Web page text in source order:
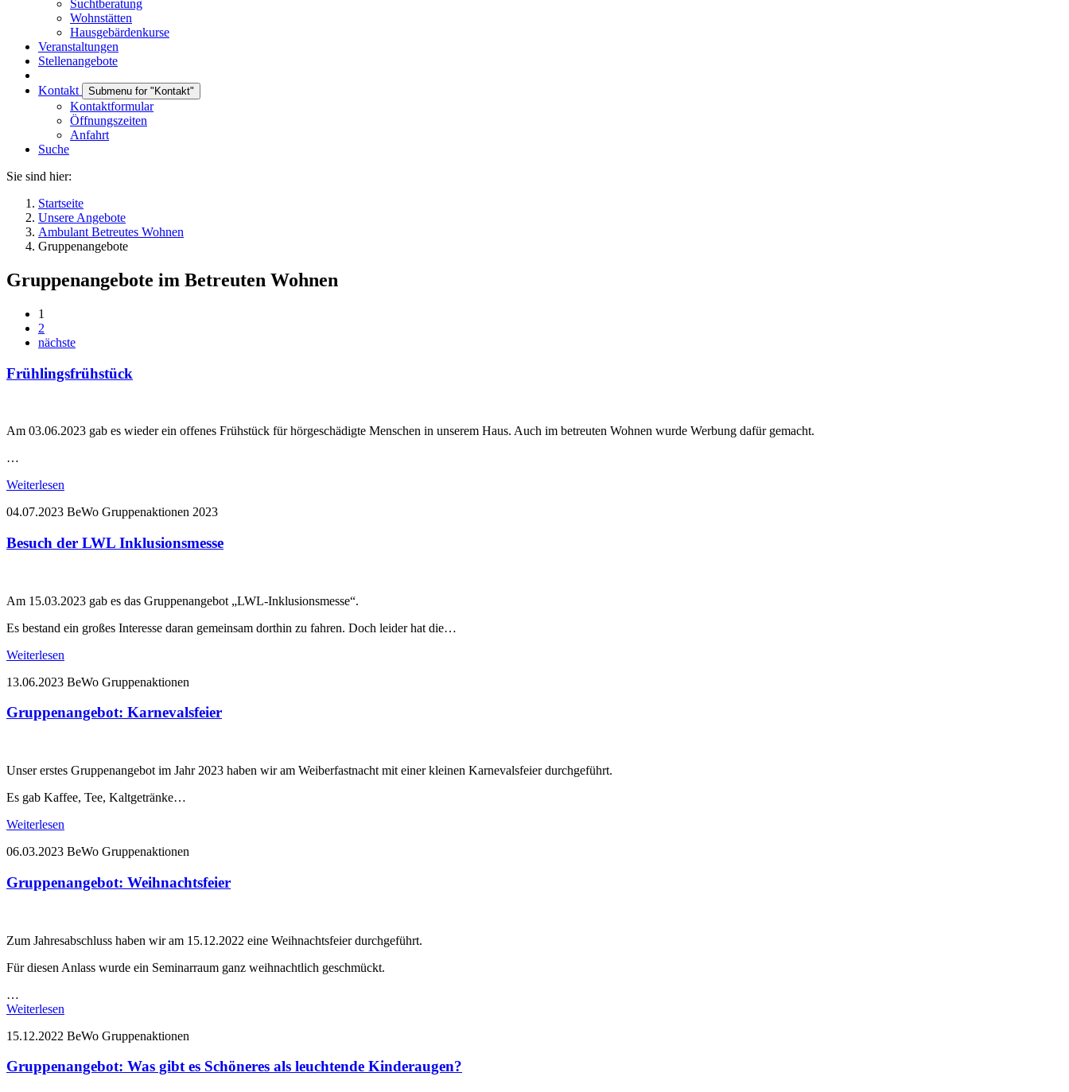
Suchtberatung
Wohnstätten
Hausgebärdenkurse
Veranstaltungen
Stellenangebote
Kontakt Submenu for "Kontakt"
Kontaktformular
Öffnungszeiten
Anfahrt
Suche
Sie sind hier:
Startseite
Unsere Angebote
Ambulant Betreutes Wohnen
Gruppenangebote
Gruppenangebote im Betreuten Wohnen
1
2
nächste
Frühlingsfrühstück
Am 03.06.2023 gab es wieder ein offenes Frühstück für hörgeschädigte Menschen in unserem Haus. Auch im betreuten Wohnen wurde Werbung dafür gemacht.
…
Weiterlesen
04.07.2023 BeWo Gruppenaktionen 2023
Besuch der LWL Inklusionsmesse
Am 15.03.2023 gab es das Gruppenangebot „LWL-Inklusionsmesse“.
Es bestand ein großes Interesse daran gemeinsam dorthin zu fahren. Doch leider hat die…
Weiterlesen
13.06.2023 BeWo Gruppenaktionen
Gruppenangebot: Karnevalsfeier
Unser erstes Gruppenangebot im Jahr 2023 haben wir am Weiberfastnacht mit einer kleinen Karnevalsfeier durchgeführt.
Es gab Kaffee, Tee, Kaltgetränke…
Weiterlesen
06.03.2023 BeWo Gruppenaktionen
Gruppenangebot: Weihnachtsfeier
Zum Jahresabschluss haben wir am 15.12.2022 eine Weihnachtsfeier durchgeführt.
Für diesen Anlass wurde ein Seminarraum ganz weihnachtlich geschmückt.
…
Weiterlesen
15.12.2022 BeWo Gruppenaktionen
Gruppenangebot: Was gibt es Schöneres als leuchtende Kinderaugen?